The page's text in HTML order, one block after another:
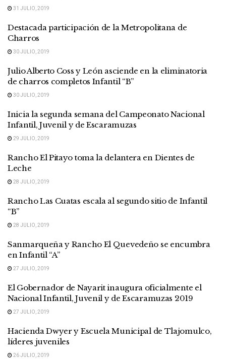
31 JULIO, 2019
Destacada participación de la Metropolitana de
Charros
30 JULIO, 2019
Julio Alberto Coss y León asciende en la eliminatoria
de charros completos Infantil “B”
30 JULIO, 2019
Inicia la segunda semana del Campeonato Nacional
Infantil, Juvenil y de Escaramuzas
29 JULIO, 2019
Rancho El Pitayo toma la delantera en Dientes de
Leche
28 JULIO, 2019
Rancho Las Cuatas escala al segundo sitio de Infantil
“B”
28 JULIO, 2019
Sanmarqueña y Rancho El Quevedeño se encumbra
en Infantil “A”
27 JULIO, 2019
El Gobernador de Nayarit inaugura oficialmente el
Nacional Infantil, Juvenil y de Escaramuzas 2019
27 JULIO, 2019
Hacienda Dwyer y Escuela Municipal de Tlajomulco,
líderes juveniles
26 JULIO, 2019